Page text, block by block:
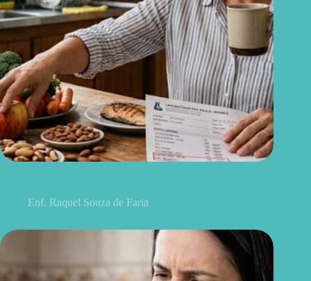
Enf. Raquel Souza de Faria